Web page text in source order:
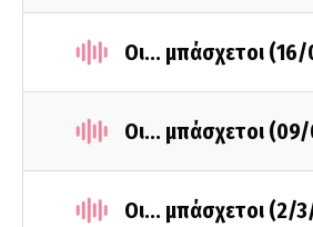
Οι... μπάσχετοι
Οι... μπάσχετοι
Οι... μπάσχετοι (2/